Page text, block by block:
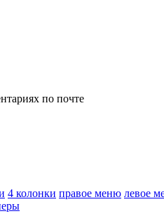
по почте
4 колонки правое меню левое